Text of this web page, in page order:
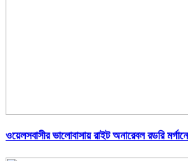
ওয়েলসবাসীর ভালোবাসায় রাইট অনারেবল রডরি